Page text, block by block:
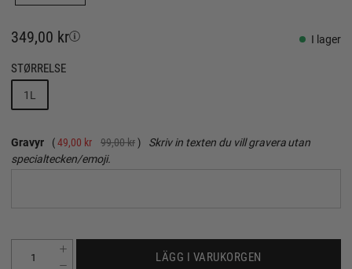
349,00 kr I lager
STØRRELSE
1L
Gravyr 49,00 kr 99,00 kr
Skriv in texten du vill gravera utan
specialtecken/emoji.
LÄGG I VARUKORGEN